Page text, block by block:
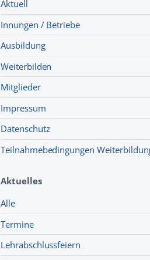
Aktuell
Innungen / Betriebe
Ausbildung
Weiterbilden
Mitglieder
Impressum
Datenschutz
Teilnahmebedingungen
Aktuelles
Alle
Termine
Lehr­abschluss­feiern